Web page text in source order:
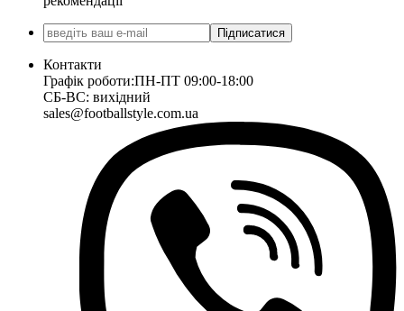
Підписатися
Контакти
Графік роботи:ПН-ПТ 09:00-18:00
СБ-ВС: вихідний
sales@footballstyle.com.ua